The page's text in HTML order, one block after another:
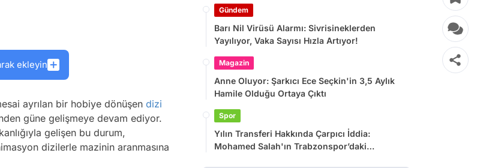
ekleyin
ayrılan bir hobiye dönüşen dizi
güne gelişmeye devam ediyor.
gelişen bu durum,
dizilerle mazinin aranmasına
Gündem
Barı Nil Virüsü Alarmı: Sivrisineklerden
Yayılıyor, Vaka Sayısı Hızla Artıyor!
Magazin
Anne Oluyor: Şarkıcı Ece Seçkin'in 3,5 Aylık
Hamile Olduğu Ortaya Çıktı
Spor
Yılın Transferi Hakkında Çarpıcı İddia:
Mohamed Salah'ın Trabzonspor’daki